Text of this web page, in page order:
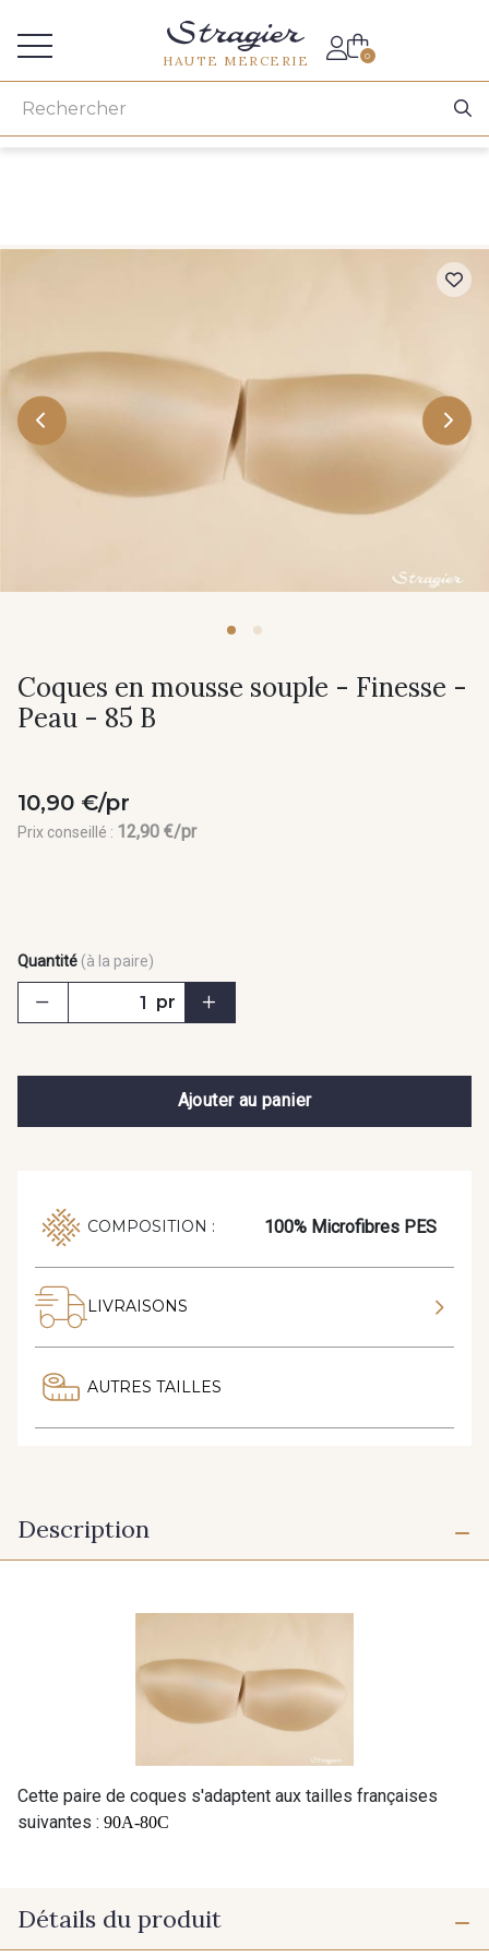
HAUTE MERCERIE 0
Coques en mousse souple - Finesse -
Peau - 85 B
10,90 €/pr
Prix conseillé : 12,90 €/pr
Quantité (à la paire)
pr
Ajouter au panier
COMPOSITION : 100% Microfibres PES
LIVRAISONS
AUTRES TAILLES
Description
Cette paire de coques s'adaptent aux tailles françaises
suivantes : 90A-80C
Détails du produit